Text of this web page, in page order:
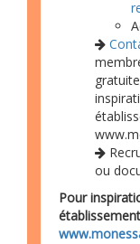
ou
Pour